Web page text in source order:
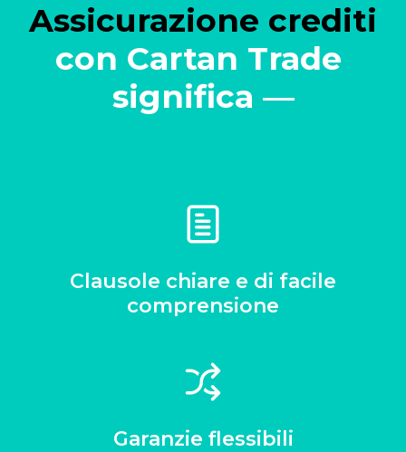
Assicurazione crediti
con Cartan Trade
significa —
Clausole chiare e di facile
comprensione
Garanzie flessibili